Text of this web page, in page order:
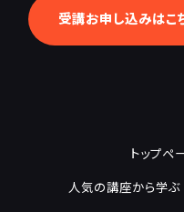
受講お申し込みはこ
トップペ
人気の講座から学ぶ